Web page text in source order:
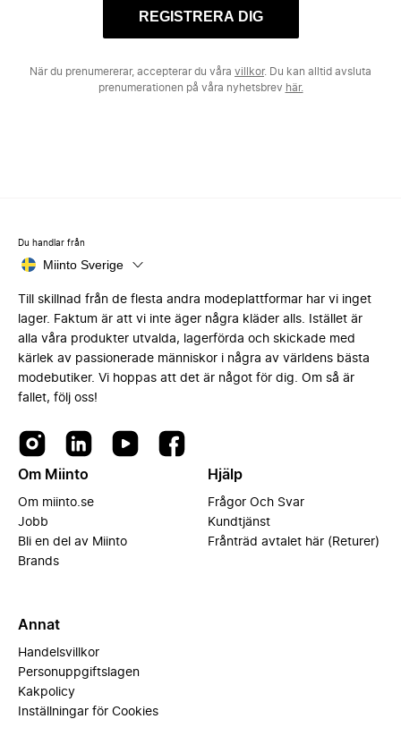
REGISTRERA DIG
När du prenumererar, accepterar du våra villkor. Du kan alltid avsluta
prenumerationen på våra nyhetsbrev här.
Du handlar från
Miinto Sverige
Till skillnad från de flesta andra modeplattformar har vi inget
lager. Faktum är att vi inte äger några kläder alls. Istället är
alla våra produkter utvalda, lagerförda och skickade med
kärlek av passionerade människor i några av världens bästa
modebutiker. Vi hoppas att det är något för dig. Om så är
fallet, följ oss!
Om Miinto
Om miinto.se
Jobb
Bli en del av Miinto
Brands
Hjälp
Frågor Och Svar
Kundtjänst
Frånträd avtalet här (Returer)
Annat
Handelsvillkor
Personuppgiftslagen
Kakpolicy
Inställningar för Cookies